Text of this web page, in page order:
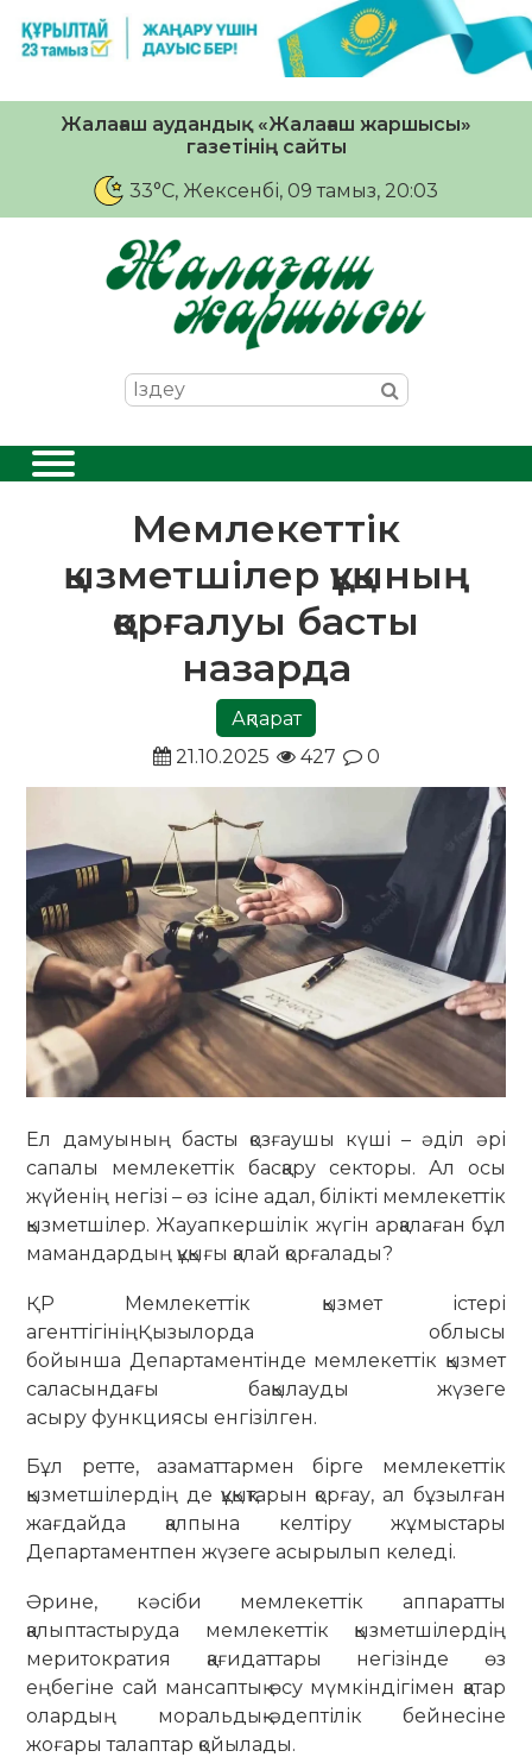
Жалағаш аудандық «Жалағаш жаршысы»
газетінің сайты
33°C, Жексенбі, 09 тамыз, 20:03
Мемлекеттік
қызметшілер құқының
қорғалуы басты
назарда
Ақпарат
21.10.2025
427 0
Ел дамуының басты қозғаушы күші – әділ әрі
сапалы мемлекеттік басқару секторы. Ал осы
жүйенің негізі – өз ісіне адал, білікті мемлекеттік
қызметшілер. Жауапкершілік жүгін арқалаған бұл
мамандардың құқығы қалай қорғалады?
ҚР Мемлекеттік қызмет істері
агенттігініңҚызылорда облысы
бойынша Департаментінде мемлекеттік қызмет
саласындағы бақылауды жүзеге
асыру функциясы енгізілген.
Бұл ретте, азаматтармен бірге мемлекеттік
қызметшілердің де құқықтарын қорғау, ал бұзылған
жағдайда қалпына келтіру жұмыстары
Департаментпен жүзеге асырылып келеді.
Әрине, кәсіби мемлекеттік аппаратты
қалыптастыруда мемлекеттік қызметшілердің
меритократия қағидаттары негізінде өз
еңбегіне сай мансаптық өсу мүмкіндігімен қатар
олардың моральдық-әдептілік бейнесіне
жоғары талаптар қойылады.